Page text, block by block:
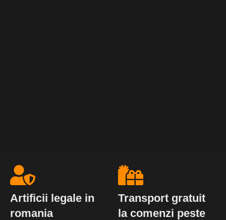
Artificii legale in
romania
Transport gratuit
la comenzi peste